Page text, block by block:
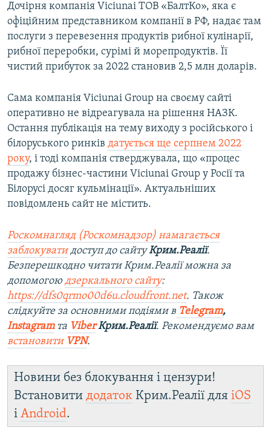
Дочірня компанія Viciunai ТОВ «БалтКо», яка є
офіційним представником компанії в РФ, надає там
послуги з перевезення продуктів рибної кулінарії,
рибної переробки, сурімі й морепродуктів. Її
чистий прибуток за 2022 становив 2,5 млн доларів.
Сама компанія Viciunai Group на своєму сайті
оперативно не відреагувала на рішення НАЗК.
Остання публікація на тему виходу з російського і
білоруського ринків датується ще серпнем 2022
року, і тоді компанія стверджувала, що «процес
продажу бізнес-частини Viciunai Group у Росії та
Білорусі досяг кульмінації». Актуальніших
повідомлень сайт не містить.
Роскомнагляд (Роскомнадзор) намагається
заблокуватидоступ до сайтуКрим.Реалії.
Безперешкодно читати Крим.Реалії можна за
допомогою дзеркального сайту:
https://dfs0qrmo00d6u.cloudfront.net. Також
слідкуйте за основними подіями в Telegram,
Instagramта ViberКрим.Реалії. Рекомендуємо вам
встановити VPN.
Новини без блокування і цензури!
Встановити додаток Крим.Реалії для iOS
і Android.